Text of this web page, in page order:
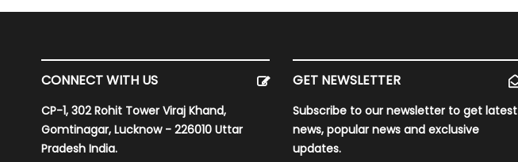
CONNECT WITH US
CP-1, 302 Rohit Tower Viraj Khand,
Gomtinagar, Lucknow - 226010 Uttar
Pradesh India.
GET NEWSLETTER
Subscribe to our newsletter to get latest
news, popular news and exclusive
updates.